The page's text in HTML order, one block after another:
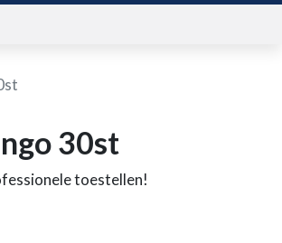
30st
toestellen!